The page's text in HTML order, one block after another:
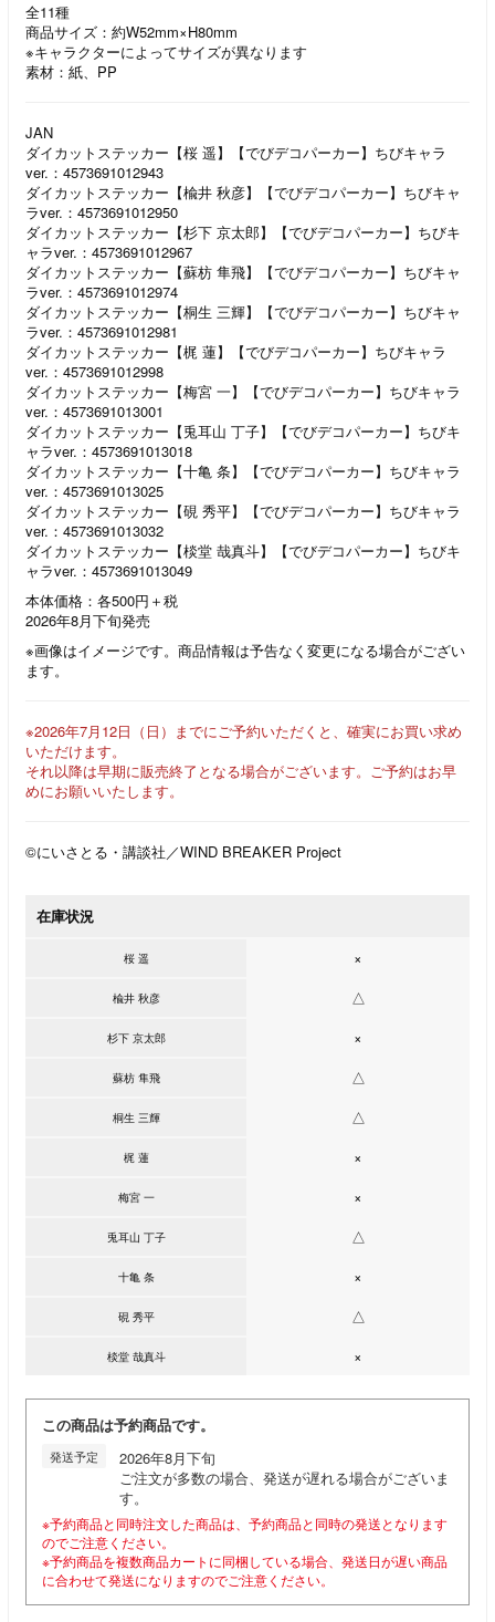
全11種
商品サイズ：約W52mm×H80mm
※キャラクターによってサイズが異なります
素材：紙、PP
JAN
ダイカットステッカー【桜 遥】【でびデコパーカー】ちびキャラ
ver.：4573691012943
ダイカットステッカー【楡井 秋彦】【でびデコパーカー】ちびキャ
ラver.：4573691012950
ダイカットステッカー【杉下 京太郎】【でびデコパーカー】ちびキ
ャラver.：4573691012967
ダイカットステッカー【蘇枋 隼飛】【でびデコパーカー】ちびキャ
ラver.：4573691012974
ダイカットステッカー【桐生 三輝】【でびデコパーカー】ちびキャ
ラver.：4573691012981
ダイカットステッカー【梶 蓮】【でびデコパーカー】ちびキャラ
ver.：4573691012998
ダイカットステッカー【梅宮 一】【でびデコパーカー】ちびキャラ
ver.：4573691013001
ダイカットステッカー【兎耳山 丁子】【でびデコパーカー】ちびキ
ャラver.：4573691013018
ダイカットステッカー【十亀 条】【でびデコパーカー】ちびキャラ
ver.：4573691013025
ダイカットステッカー【硯 秀平】【でびデコパーカー】ちびキャラ
ver.：4573691013032
ダイカットステッカー【棪堂 哉真斗】【でびデコパーカー】ちびキ
ャラver.：4573691013049
本体価格：各500円＋税
2026年8月下旬発売
※画像はイメージです。商品情報は予告なく変更になる場合がござい
ます。
※2026年7月12日（日）までにご予約いただくと、確実にお買い求め
いただけます。
それ以降は早期に販売終了となる場合がございます。ご予約はお早
めにお願いいたします。
©にいさとる・講談社／WIND BREAKER Project
在庫状況
桜 遥 ×
楡井 秋彦 △
杉下 京太郎 ×
蘇枋 隼飛 △
桐生 三輝 △
梶 蓮 ×
梅宮 一 ×
兎耳山 丁子 △
十亀 条 ×
硯 秀平 △
棪堂 哉真斗 ×
この商品は予約商品です。
発送予定
2026年8月下旬
ご注文が多数の場合、発送が遅れる場合がございま
す。
※予約商品と同時注文した商品は、予約商品と同時の発送となります
のでご注意ください。
※予約商品を複数商品カートに同梱している場合、発送日が遅い商品
に合わせて発送になりますのでご注意ください。